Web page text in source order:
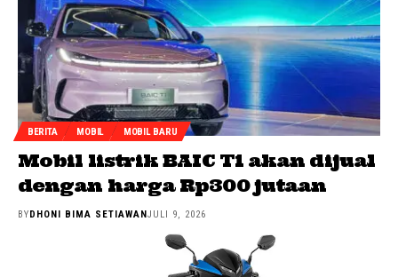
BERITA MOBIL MOBIL BARU
Mobil listrik BAIC T1 akan dijual
dengan harga Rp300 jutaan
BY DHONI BIMA SETIAWANJULI 9, 2026